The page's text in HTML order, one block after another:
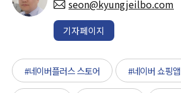
seon@kyungjeilbo.com
기자페이지
#네이버플러스 스토어 #네이버 쇼핑앱